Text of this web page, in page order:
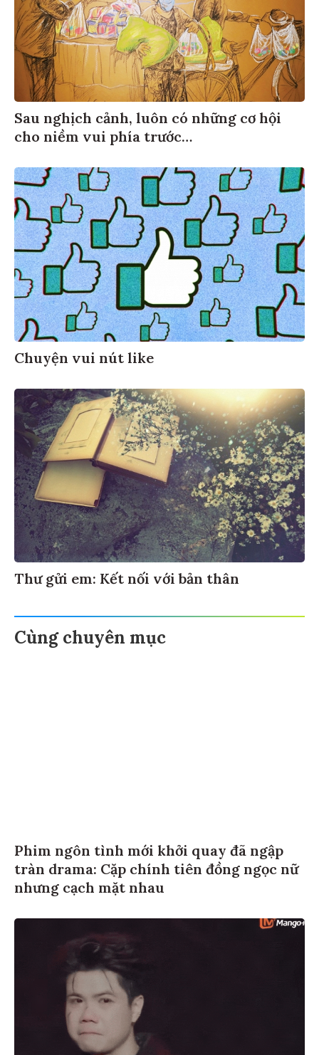
Sau nghịch cảnh, luôn có những cơ hội
cho niềm vui phía trước…
Chuyện vui nút like
Thư gửi em: Kết nối với bản thân
Cùng chuyên mục
Phim ngôn tình mới khởi quay đã ngập
tràn drama: Cặp chính tiên đồng ngọc nữ
nhưng cạch mặt nhau